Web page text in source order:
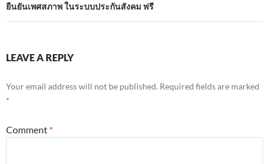
ยืนยันเพศสภาพ ในระบบประกันสังคม ฟรี
LEAVE A REPLY
Your email address will not be published. Required fields are marked
*
Comment *